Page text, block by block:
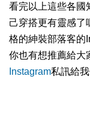
看完以上這些各國
己穿搭更有靈感了
格的紳裝部落客的
你也有想推薦給大
Instagram私訊給